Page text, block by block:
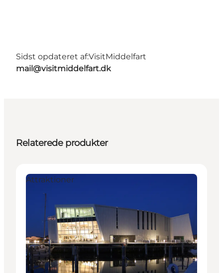
Sidst opdateret af:VisitMiddelfart
mail@visitmiddelfart.dk
Relaterede produkter
Attraktioner